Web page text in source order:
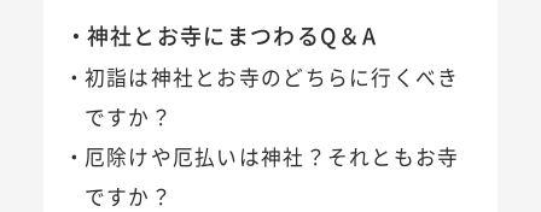
神社とお寺にまつわるQ＆A
初詣は神社とお寺のどちらに行くべき
ですか？
厄除けや厄払いは神社？それともお寺
ですか？